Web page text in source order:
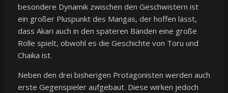
besondere Dynamik zwischen den Geschwistern ist
ein großer Pluspunkt des Mangas, der hoffen lässt,
dass Akari auch in den späteren Bänden eine große
Rolle spielt, obwohl es die Geschichte von Toru und
Chaika ist.
Neben den drei bisherigen Protagonisten werden auch
erste Gegenspieler aufgebaut. Diese wirken jedoch